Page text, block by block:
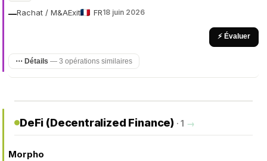
Rachat / M&A
— Exit FR18 juin 2026
⚡ Évaluer
⋯ Détails — 3 opérations similaires
DeFi (Decentralized Finance) · 1 →
Morpho